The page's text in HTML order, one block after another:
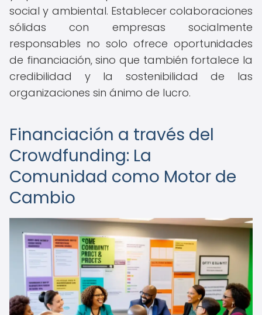
social y ambiental. Establecer colaboraciones
sólidas con empresas socialmente
responsables no solo ofrece oportunidades
de financiación, sino que también fortalece la
credibilidad y la sostenibilidad de las
organizaciones sin ánimo de lucro.
Financiación a través del
Crowdfunding: La
Comunidad como Motor de
Cambio